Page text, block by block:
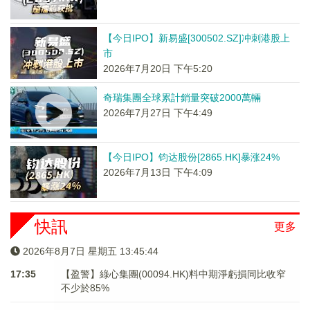
【今日IPO】新易盛[300502.SZ]冲刺港股上
市
2026年7月20日 下午5:20
奇瑞集團全球累計銷量突破2000萬輛
2026年7月27日 下午4:49
【今日IPO】钧达股份[2865.HK]暴涨24%
2026年7月13日 下午4:09
更多
快訊
2026年8月7日 星期五 13:45:44
17:35
【盈警】綠心集團(00094.HK)料中期淨虧損同比收窄
不少於85%